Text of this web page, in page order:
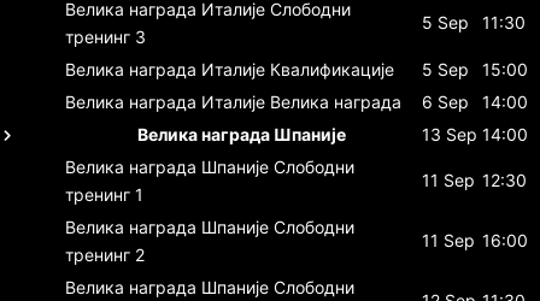
Велика награда Италије Слободни
тренинг 3
5 Sep 11:30
Велика награда Италије Квалификације 5 Sep
15:00
Велика награда Италије Велика награда 6 Sep
14:00
Велика награда Шпаније
13 Sep 14:00
Велика награда Шпаније Слободни
тренинг 1
11 Sep 12:30
Велика награда Шпаније Слободни
тренинг 2
11 Sep 16:00
Велика награда Шпаније Слободни